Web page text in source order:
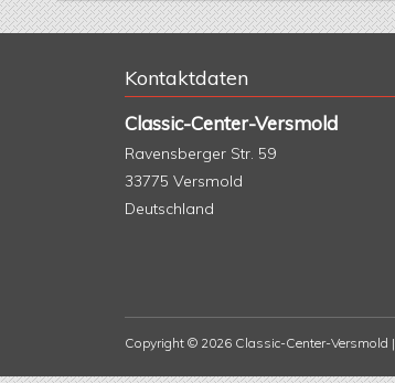
Kontaktdaten
Classic-Center-Versmold
Ravensberger Str. 59
33775 Versmold
Deutschland
Copyright © 2026 Classic-Center-Versmold |